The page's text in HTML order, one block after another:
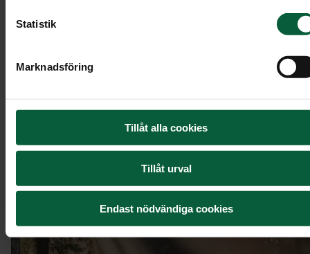
Statistik
Marknadsföring
Tillåt alla cookies
Tillåt urval
Endast nödvändiga cookies
Läs vidare